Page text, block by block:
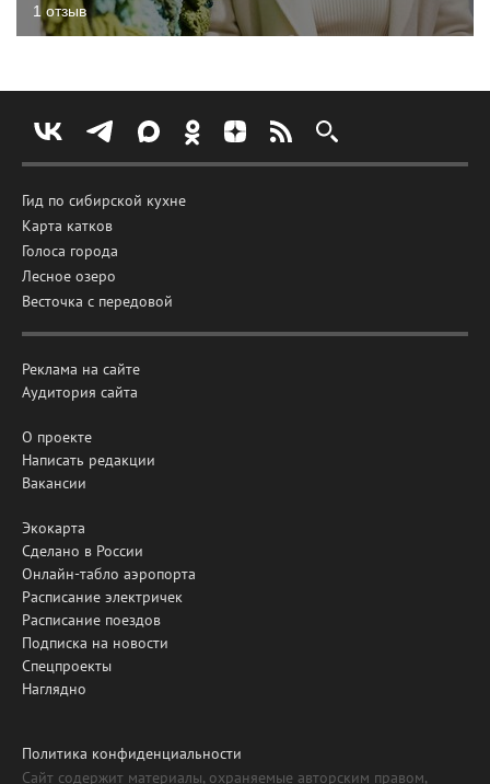
1 отзыв
Гид по сибирской кухне
Карта катков
Голоса города
Лесное озеро
Весточка с передовой
Реклама на сайте
Аудитория сайта
О проекте
Написать редакции
Вакансии
Экокарта
Сделано в России
Онлайн-табло аэропорта
Расписание электричек
Расписание поездов
Подписка на новости
Спецпроекты
Наглядно
Политика конфиденциальности
Сайт содержит материалы, охраняемые авторским правом,